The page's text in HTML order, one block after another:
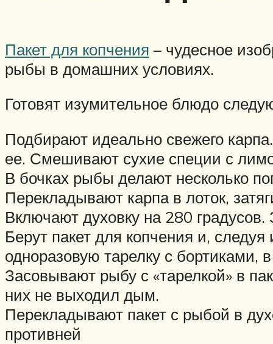
Пакет для копчения – чудесное
рыбы в домашних условиях.
Готовят изумительное блюдо
Подбирают идеально свежего
ее. Смешивают сухие специи с
В бочках рыбы делают несколько
Перекладывают карпа в лоток,
Включают духовку на 280
Берут пакет для копчения и,
одноразовую тарелку с бортиками,
Засовывают рыбу с «тарелкой» в
них не выходил дым.
Перекладывают пакет с рыбой в
противней